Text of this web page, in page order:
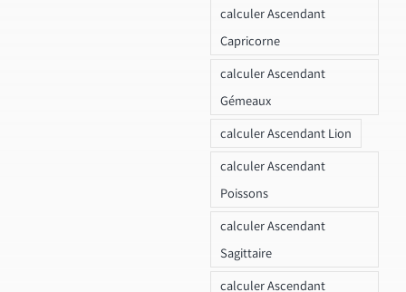
calculer Ascendant
Capricorne
calculer Ascendant
Gémeaux
calculer Ascendant Lion
calculer Ascendant
Poissons
calculer Ascendant
Sagittaire
calculer Ascendant